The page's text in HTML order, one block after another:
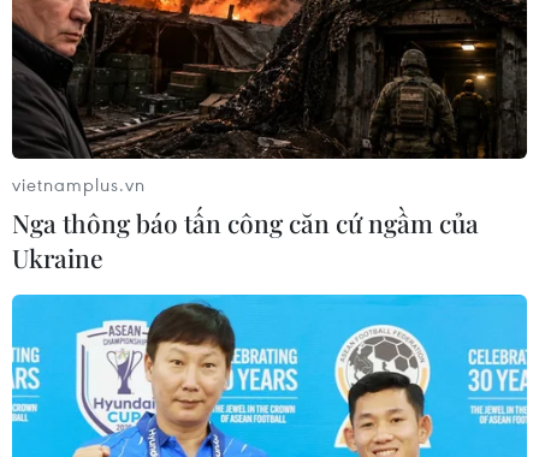
vietnamplus.vn
Nga thông báo tấn công căn cứ ngầm của
Ukraine